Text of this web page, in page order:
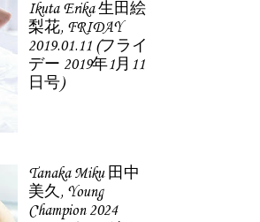
Ikuta Erika 生田絵
梨花, FRIDAY
2019.01.11 (フライ
デー 2019年1月11
日号)
Tanaka Miku 田中
美久, Young
Champion 2024